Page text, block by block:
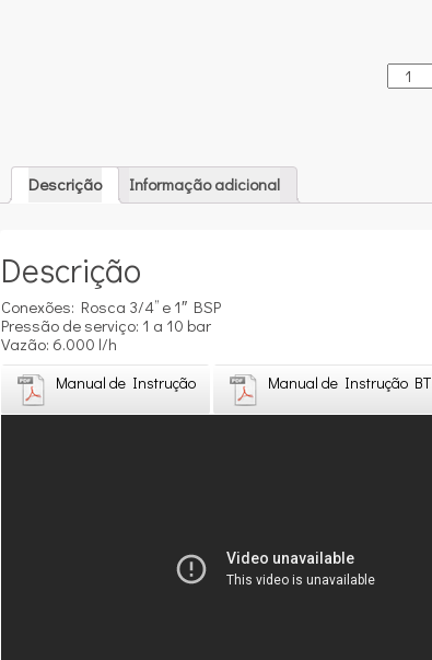
Descrição Informação adicional
Descrição
Conexões: Rosca 3/4’’ e 1″ BSP
Pressão de serviço: 1 a 10 bar
Vazão: 6.000 l/h
Manual de Instrução Manual de Instrução BT